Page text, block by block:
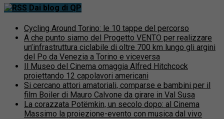
Dai blog di QP
Cycling Around Torino: le 10 tappe del percorso
A che punto siamo del Progetto VENTO per realizzare
un’infrastruttura ciclabile di oltre 700 km lungo gli argini
del Po da Venezia a Torino e viceversa
Il Museo del Cinema omaggia Alfred Hitchcock
proiettando 12 capolavori americani
Si cercano attori amatoriali, comparse e bambini per il
film Boiler di Mauro Calvone da girare in Val Susa
La corazzata Potëmkin, un secolo dopo: al Cinema
Massimo la proiezione-evento con musica dal vivo